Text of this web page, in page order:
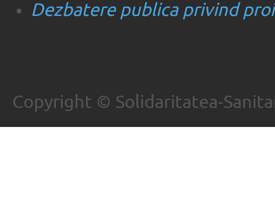
Dezbatere publica privind
Copyright © Solidaritatea-